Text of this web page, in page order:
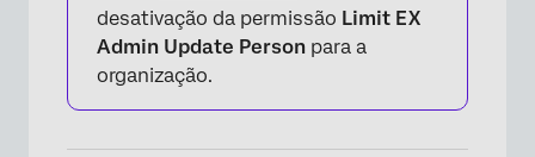
desativação da permissão Limit EX
Admin Update Person para a
organização.